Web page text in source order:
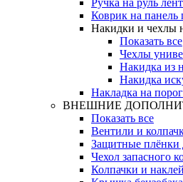
Ручка на руль
Коврик на панель
Накидки и чехлы
Показать все
Чехлы
Накидка из
Накидка
Накладка на
ВНЕШНИЕ
Показать все
Вентили и
Защитные плёнки
Чехол запасного
Колпачки и